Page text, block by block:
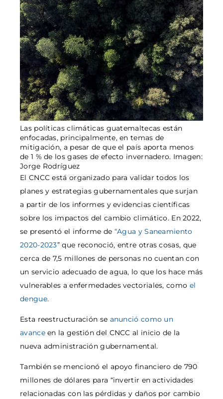
Las políticas climáticas guatemaltecas están
enfocadas, principalmente, en temas de
mitigación, a pesar de que el país aporta menos
de 1 % de los gases de efecto invernadero. Imagen:
Jorge Rodríguez
El CNCC está organizado para validar todos los
planes y estrategias gubernamentales que surjan
a partir de los informes y evidencias científicas
sobre los impactos del cambio climático. En 2022,
se presentó el informe de “Agua y Saneamiento
2020-2023” que reconoció, entre otras cosas, que
cerca de 7,5 millones de personas no cuentan con
un servicio adecuado de agua, lo que los hace más
vulnerables a enfermedades vectoriales, como el
dengue.
Esta reestructuración se anunció como un
avanceen la gestión del CNCC al inicio de la
nueva administración gubernamental.
También se mencionó el apoyo financiero de 790
millones de dólares para “invertir en actividades
relacionadas con las pérdidas y daños por cambio